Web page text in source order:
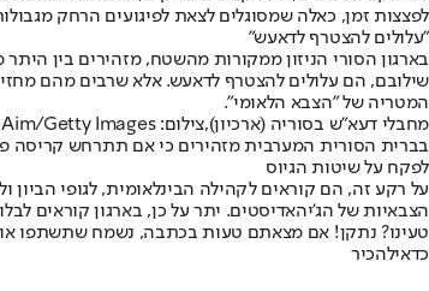
לפצצות זמן, כאלה שמסוגלים לצאת לפיגועים הרחק
"עלולים להצטרף לדאעש"
בארגון הסורי הניזון ממקורות מהשטח, מזהירים בין
שילובם, הם עלולים להצטרף לדאעש. אלא שרבים מהם
המטריה של "הצבא הלאומי".
מחבלי דעא"ש בסוריה (ארכיון),צילום: Martyn Aim/Getty Images
בברית הסורית המערבית מזהירים כי אם תתרחש קריסה
לפקח על שיטות הגיוס
על רקע זה, הם קוראים לקהילה הבינלאומית, לגופי
הצבאיות של הג'יהאדיסטים. יתר על כן, בארגון קוראים
טעינו? נתקן! אם מצאתם טעות בכתבה, נשמח שתשתפו
כדאילהכיר